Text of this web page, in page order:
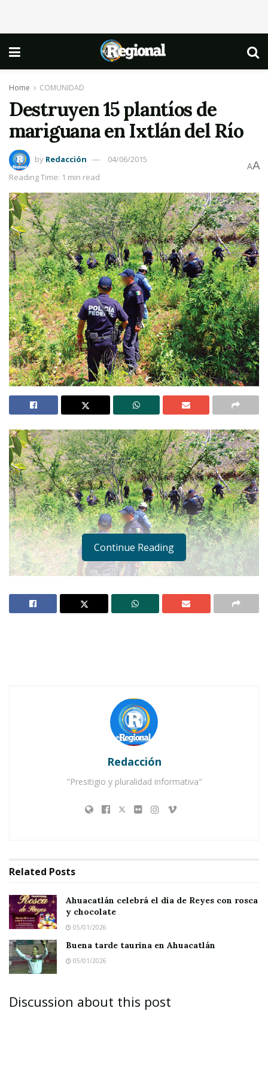
Home COMUNIDAD
Destruyen 15 plantíos de
mariguana en Ixtlán del Río
by Redacción
04/06/2015
Reading Time: 1 min read
AA
Ahuacatlán celebrá el día de Reyes con rosca y
Buena tarde taurina en Ahuacatlán
Continue Reading
Redacción
"Presitigio y pluralidad informativa"
Related Posts
Ahuacatlán celebrá el día de Reyes con rosca
y chocolate
05/01/2026
Buena tarde taurina en Ahuacatlán
05/01/2026
Discussion about this post